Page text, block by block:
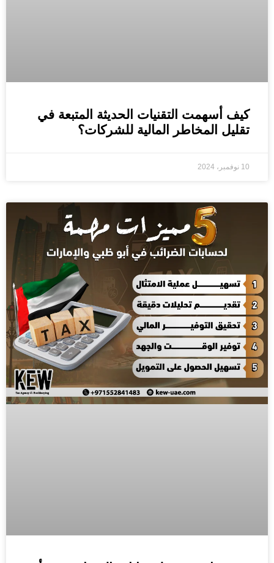
كيف أسهمت التقنيات الحديثة المتبعة في
تقليل المخاطر المالية للشركات؟
10 نوفمبر، 2024